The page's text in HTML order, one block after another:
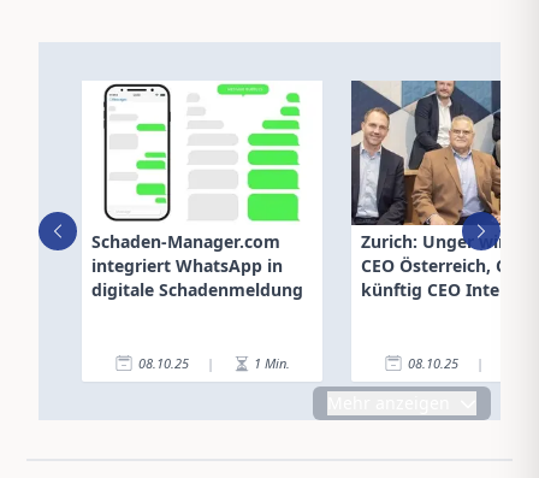
Schaden-Manager.com
integriert WhatsApp in
digitale Schadenmeldung
08.10.25 | 1 Min.
Zurich: Unger wird
CEO Österreich,
künftig CEO
08.10.25 |